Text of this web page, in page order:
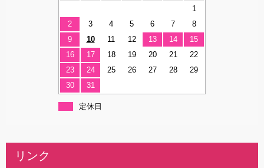
1
2
3 4 5 6 7
8
9
10 11 12 13 14
15
16
17 18 19 20 21
22
23
24 25 26 27 28
29
30
31
定休日
リンク